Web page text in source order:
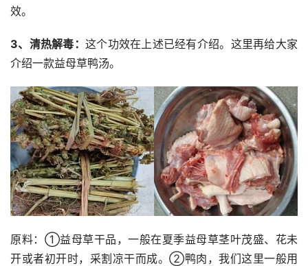
效。
3、清热解毒： 这个功效在上述已经有介绍。这里再给大家
介绍一款益母草鸭汤。
原料：①益母草干品，一般在夏季益母草茎叶茂盛、花未
开或者初开时，采割凉干而成。②鸭肉，我们这里一般用